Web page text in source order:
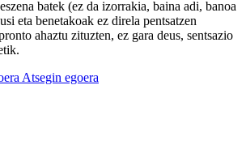
batek (ez da izorrakia, baina adi, banoa
eta benetakoak ez direla pentsatzen
ahaztu zituzten, ez gara deus, sentsazio
Atsegin egoera